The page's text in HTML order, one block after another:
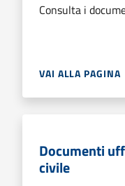
Consulta i
VAI ALLA PAGINA
Documenti
civile